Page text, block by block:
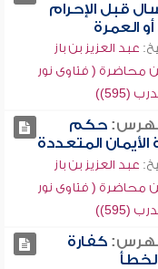
قبل الإحرام
العمرة
عبد العزيز بن باز
محاضرة ( فتاوى نور
(595))
حكم
الأيمان المتعددة
عبد العزيز بن باز
محاضرة ( فتاوى نور
(595))
كفارة